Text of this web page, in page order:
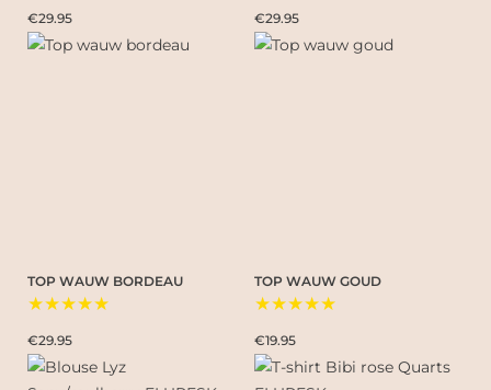
€29.95 €29.95
TOP WAUW BORDEAU
★★★★★
€29.95
TOP WAUW GOUD
★★★★★
€19.95